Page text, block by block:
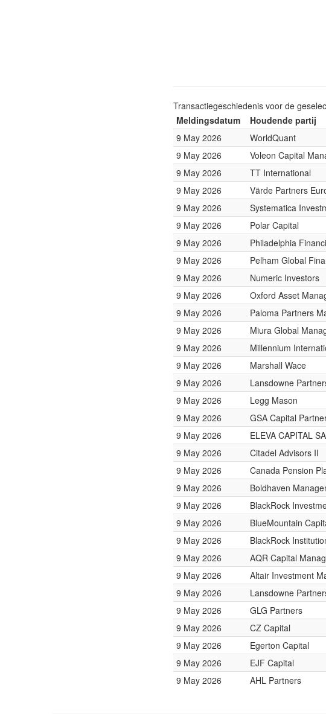
Transactiegeschiedenis voor de
Meldingsdatum
Houdende partij
9 May 2026
WorldQuant
9 May 2026
Voleon Capital
9 May 2026
TT International
9 May 2026
Värde Partners
9 May 2026
Systematica
9 May 2026
Polar Capital
9 May 2026
Philadelphia
9 May 2026
Pelham Global
9 May 2026
Numeric Investors
9 May 2026
Oxford Asset
9 May 2026
Paloma Partners
9 May 2026
Miura Global
9 May 2026
Millennium
9 May 2026
Marshall Wace
9 May 2026
Lansdowne
9 May 2026
Legg Mason
9 May 2026
GSA Capital
9 May 2026
ELEVA CAPITAL
9 May 2026
Citadel Advisors II
9 May 2026
Canada Pension
9 May 2026
Boldhaven
9 May 2026
BlackRock
9 May 2026
BlueMountain
9 May 2026
BlackRock
9 May 2026
AQR Capital
9 May 2026
Altair Investment
9 May 2026
Lansdowne
9 May 2026
GLG Partners
9 May 2026
CZ Capital
9 May 2026
Egerton Capital
9 May 2026
EJF Capital
9 May 2026
AHL Partners